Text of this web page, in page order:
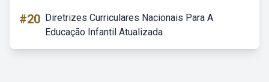
#20 Diretrizes Curriculares Nacionais Para A
Educação Infantil Atualizada